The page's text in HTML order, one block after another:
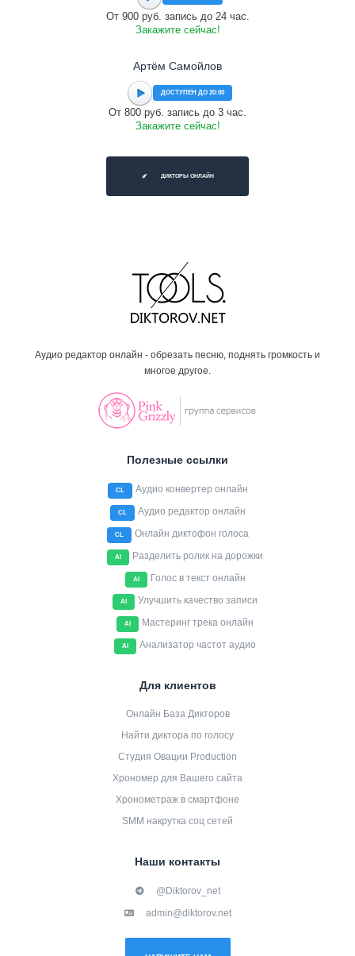
От 900 руб. запись до 24 час.
Закажите сейчас!
Артём Самойлов
ДОСТУПЕН ДО 20:00
От 800 руб. запись до 3 час.
Закажите сейчас!
ДИКТОРЫ ОНЛАЙН
Аудио редактор онлайн - обрезать песню, поднять громкость и
многое другое.
Полезные ссылки
CL Аудио конвертер онлайн
CL Аудио редактор онлайн
CL Онлайн диктофон голоса
AI Разделить ролик на дорожки
AI Голос в текст онлайн
AI Улучшить качество записи
AI Мастеринг трека онлайн
AI Анализатор частот аудио
Для клиентов
Онлайн База Дикторов
Найти диктора по голосу
Студия Овации Production
Хрономер для Вашего сайта
Хронометраж в смартфоне
SMM накрутка соц сетей
Наши контакты
@Diktorov_net
admin@diktorov.net